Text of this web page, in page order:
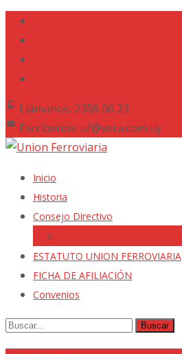
Llámanos: 2356 06 23
Escríbenos: uf@vera.com.uy
Saltar
contenido
Inicio
Historia
Consejo Directivo
ESTATUTO UNION FERROVIARIA
FICHA DE AFILIACIÓN
Convenios
Buscar